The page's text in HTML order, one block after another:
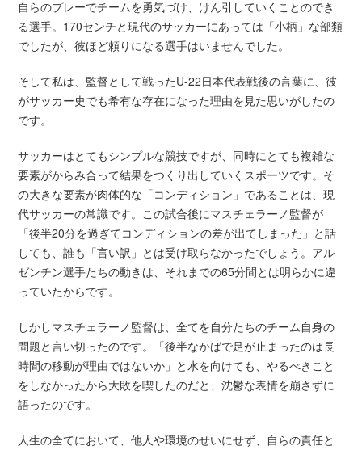
自らのプレーでチームを勇気づけ、けん引していくことのでき
る選手。170センチと現代のサッカーにあっては「小柄」な部類
でしたが、彼ほど頼りになる選手はいませんでした。
そして私は、監督として戦ったU-22日本代表戦後の言葉に、彼
がサッカー史でも希有な存在になった理由を見た思いがしたの
です。
サッカーはとてもシンプルな競技ですが、同時にとても複雑な
要素がからみ合って結果をつくり出していくスポーツです。そ
の大きな要素が肉体的な「コンディション」であることは、現
代サッカーの常識です。この試合後にマスチェラーノ監督が
「後半20分を過ぎてコンディションの差が出てしまった」と話
しても、誰も「言い訳」とは受け取らなかったでしょう。アル
ゼンチン選手たちの動きは、それまでの65分間とは明らかに違
っていたからです。
しかしマスチェラーノ監督は、全てを自分たちのチーム自身の
問題と言い切ったのです。「後半なかばで足が止まったのは長
時間の移動が理由ではないか」と水を向けても、やるべきこと
をしなかったから大敗を喫したのだと、沈鬱な表情を崩さずに
語ったのです。
人生の全てにおいて、他人や環境のせいにせず、自らの責任と